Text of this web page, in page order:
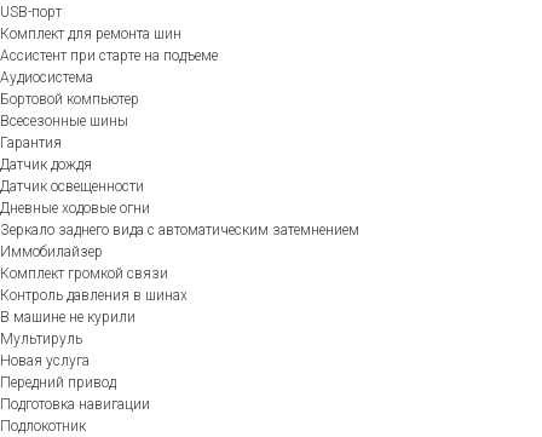
USB-порт
Комплект для ремонта шин
Ассистент при старте на подъеме
Аудиосистема
Бортовой компьютер
Всесезонные шины
Гарантия
Датчик дождя
Датчик освещенности
Дневные ходовые огни
Зеркало заднего вида с автоматическим затемнением
Иммобилайзер
Комплект громкой связи
Контроль давления в шинах
В машине не курили
Мультируль
Новая услуга
Передний привод
Подготовка навигации
Подлокотник